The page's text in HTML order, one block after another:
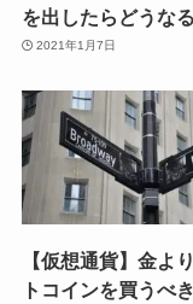
を出したらどうな
2021年1月7日
【仮想通貨】金よ
トコインを買うべ